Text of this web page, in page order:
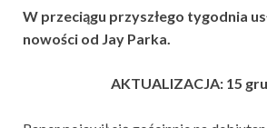
W przeciągu przyszłego tygodnia
nowości od Jay Parka.
AKTUALIZACJA: 15